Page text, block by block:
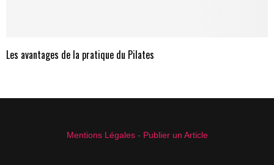
Les avantages de la pratique du Pilates
Mentions Légales- Publier un Article